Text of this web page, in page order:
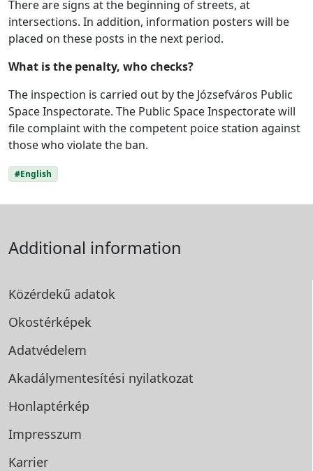
There are signs at the beginning of streets, at
intersections. In addition, information posters will be
placed on these posts in the next period.
What is the penalty, who checks?
The inspection is carried out by the Józsefváros Public
Space Inspectorate. The Public Space Inspectorate will
file complaint with the competent poice station against
those who violate the ban.
#English
Additional information
Közérdekű adatok
Okostérképek
Adatvédelem
Akadálymentesítési nyilatkozat
Honlaptérkép
Impresszum
Karrier